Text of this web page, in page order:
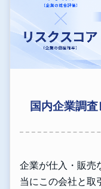
国内企業調査
企業が仕入・販売
当にこの会社と取